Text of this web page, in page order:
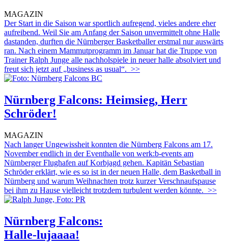
MAGAZIN
Der Start in die Saison war sportlich aufregend, vieles andere eher
aufreibend. Weil Sie am Anfang der Saison unvermittelt ohne Halle
dastanden, durften die Nürnberger Basketballer erstmal nur auswärts
ran. Nach einem Mammutprogramm im Januar hat die Truppe von
Trainer Ralph Junge alle nachholspiele in neuer halle absolviert und
freut sich jetzt auf „business as usual“. >>
Nürnberg Falcons: Heimsieg, Herr
Schröder!
MAGAZIN
Nach langer Ungewissheit konnten die Nürnberg Falcons am 17.
November endlich in der Eventhalle von werk:b-events am
Nürnberger Flughafen auf Korbjagd gehen. Kapitän Sebastian
Schröder erklärt, wie es so ist in der neuen Halle, dem Basketball in
Nürnberg und warum Weihnachten trotz kurzer Verschnaufspause
bei ihm zu Hause vielleicht trotzdem turbulent werden könnte. >>
Nürnberg Falcons:
Halle-lujaaaa!